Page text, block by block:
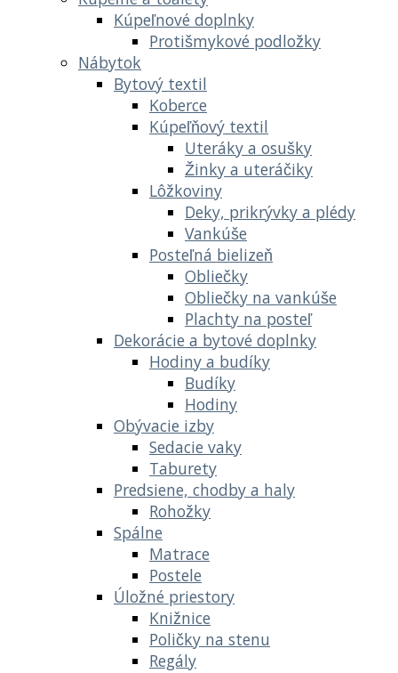
Kúpeľnové doplnky
Protišmykové podložky
Nábytok
Bytový textil
Koberce
Kúpeľňový textil
Uteráky a osušky
Žinky a uteráčiky
Lôžkoviny
Deky, prikrývky a plédy
Vankúše
Posteľná bielizeň
Obliečky
Obliečky na vankúše
Plachty na posteľ
Dekorácie a bytové doplnky
Hodiny a budíky
Budíky
Hodiny
Obývacie izby
Sedacie vaky
Taburety
Predsiene, chodby a haly
Rohožky
Spálne
Matrace
Postele
Úložné priestory
Knižnice
Poličky na stenu
Regály